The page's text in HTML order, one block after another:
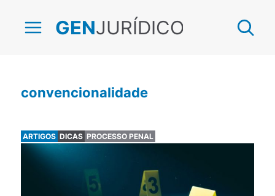
GENJURÍDICO
convencionalidade
ARTIGOS DICAS PROCESSO PENAL